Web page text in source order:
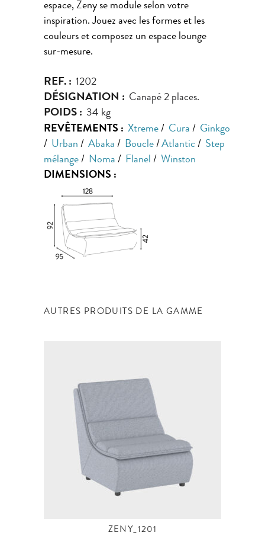
espace, Zeny se module selon votre
inspiration. Jouez avec les formes et les
couleurs et composez un espace lounge
sur-mesure.
REF. : 1202
DÉSIGNATION : Canapé 2 places.
POIDS : 34 kg
REVÊTEMENTS : Xtreme / Cura / Ginkgo
/ Urban / Abaka / Boucle / Atlantic / Step
mélange / Noma / Flanel / Winston
DIMENSIONS :
AUTRES PRODUITS DE LA GAMME
ZENY_1201